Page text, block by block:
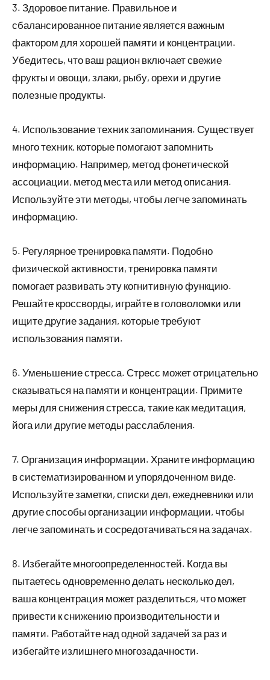
3. Здоровое питание. Правильное и
сбалансированное питание является важным
фактором для хорошей памяти и концентрации.
Убедитесь, что ваш рацион включает свежие
фрукты и овощи, злаки, рыбу, орехи и другие
полезные продукты.
4. Использование техник запоминания. Существует
много техник, которые помогают запомнить
информацию. Например, метод фонетической
ассоциации, метод места или метод описания.
Используйте эти методы, чтобы легче запоминать
информацию.
5. Регулярное тренировка памяти. Подобно
физической активности, тренировка памяти
помогает развивать эту когнитивную функцию.
Решайте кроссворды, играйте в головоломки или
ищите другие задания, которые требуют
использования памяти.
6. Уменьшение стресса. Стресс может отрицательно
сказываться на памяти и концентрации. Примите
меры для снижения стресса, такие как медитация,
йога или другие методы расслабления.
7. Организация информации. Храните информацию
в систематизированном и упорядоченном виде.
Используйте заметки, списки дел, ежедневники или
другие способы организации информации, чтобы
легче запоминать и сосредотачиваться на задачах.
8. Избегайте многоопределенностей. Когда вы
пытаетесь одновременно делать несколько дел,
ваша концентрация может разделиться, что может
привести к снижению производительности и
памяти. Работайте над одной задачей за раз и
избегайте излишнего многозадачности.